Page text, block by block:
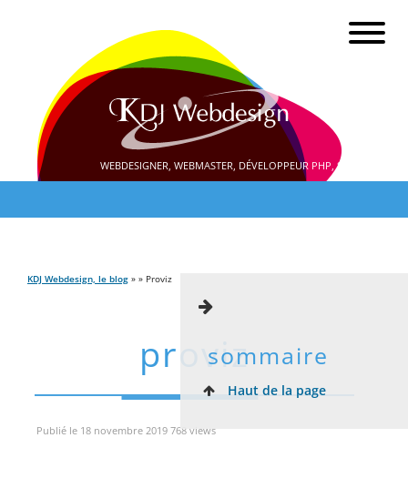
WEBDESIGNER, WEBMASTER, DÉVELOPPEUR PHP, SEO
KDJ Webdesign, le blog » » Proviz
provizsommaire
Haut de la page
Publié le 18 novembre 2019 768 views